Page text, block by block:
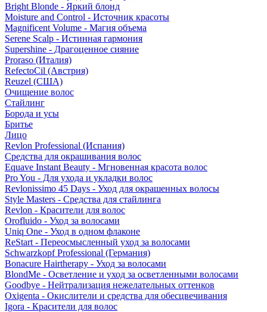
Bright Blonde - Яркий блонд
Moisture and Control - Источник красоты
Magnificent Volume - Магия объема
Serene Scalp - Истинная гармония
Supershine - Драгоценное сияние
Proraso (Италия)
RefectoCil (Австрия)
Reuzel (США)
Очищение волос
Стайлинг
Борода и усы
Бритье
Лицо
Revlon Professional (Испания)
Средства для окрашивания волос
Equave Instant Beauty - Мгновенная красота волос
Pro You - Для ухода и укладки волос
Revlonissimo 45 Days - Уход для окрашенных волосы
Style Masters - Средства для стайлинга
Revlon - Красители для волос
Orofluido - Уход за волосами
Uniq One - Уход в одном флаконе
ReStart - Переосмысленный уход за волосами
Schwarzkopf Professional (Германия)
Bonacure Hairtherapy - Уход за волосами
BlondMe - Осветление и уход за осветленными волосами
Goodbye - Нейтрализация нежелательных оттенков
Oxigenta - Окислители и средства для обесцвечивания
Igora - Красители для волос